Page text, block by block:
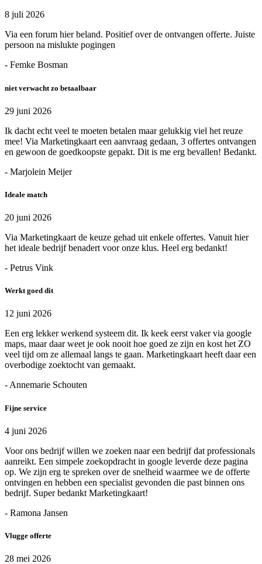
8 juli 2026
Via een forum hier beland. Positief over de ontvangen offerte. Juiste
persoon na mislukte pogingen
- Femke Bosman
niet verwacht zo betaalbaar
29 juni 2026
Ik dacht echt veel te moeten betalen maar gelukkig viel het reuze
mee! Via Marketingkaart een aanvraag gedaan, 3 offertes ontvangen
en gewoon de goedkoopste gepakt. Dit is me erg bevallen! Bedankt.
- Marjolein Meijer
Ideale match
20 juni 2026
Via Marketingkaart de keuze gehad uit enkele offertes. Vanuit hier
het ideale bedrijf benadert voor onze klus. Heel erg bedankt!
- Petrus Vink
Werkt goed dit
12 juni 2026
Een erg lekker werkend systeem dit. Ik keek eerst vaker via google
maps, maar daar weet je ook nooit hoe goed ze zijn en kost het ZO
veel tijd om ze allemaal langs te gaan. Marketingkaart heeft daar een
overbodige zoektocht van gemaakt.
- Annemarie Schouten
Fijne service
4 juni 2026
Voor ons bedrijf willen we zoeken naar een bedrijf dat professionals
aanreikt. Een simpele zoekopdracht in google leverde deze pagina
op. We zijn erg te spreken over de snelheid waarmee we de offerte
ontvingen en hebben een specialist gevonden die past binnen ons
bedrijf. Super bedankt Marketingkaart!
- Ramona Jansen
Vlugge offerte
28 mei 2026